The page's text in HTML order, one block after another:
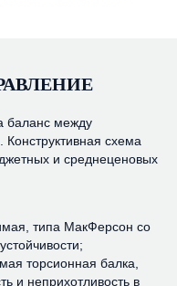
баланс между
схема
и среднеценовых
типа МакФерсон со
торсионная балка,
и неприхотливость в